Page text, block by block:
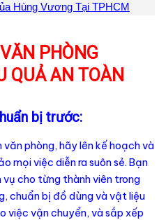
Hùng Vương Tại TPHCM
PHÒNG
QUẢ AN TOÀN
bị trước:
phòng, hãy lên kế hoạch và
mọi việc diễn ra suôn sẻ. Bạn
cho từng thành viên trong
chuẩn bị đồ dùng và vật liệu
việc vận chuyển, và sắp xếp